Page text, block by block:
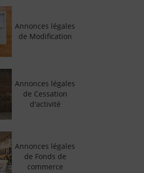
Annonces légales
de Modification
Annonces légales
de Cessation
d'activité
Annonces légales
de Fonds de
commerce